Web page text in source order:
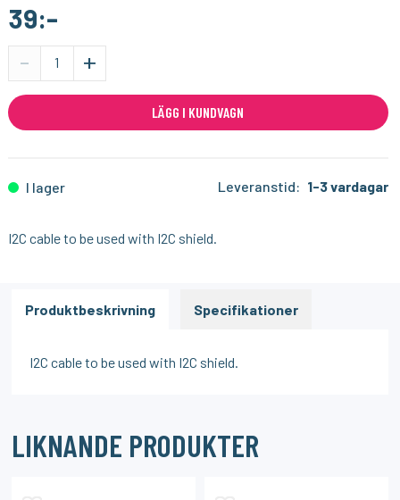
39:-
-
+
LÄGG I KUNDVAGN
I lager Leveranstid: 1-3 vardagar
I2C cable to be used with I2C shield.
Produktbeskrivning Specifikationer
I2C cable to be used with I2C shield.
LIKNANDE PRODUKTER